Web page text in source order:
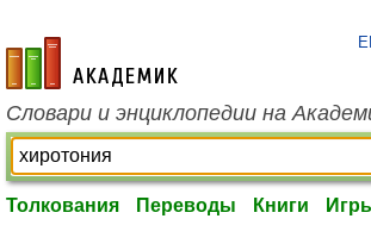
academic.ru
Словари и энциклопедии на
Толкования Переводы Книги